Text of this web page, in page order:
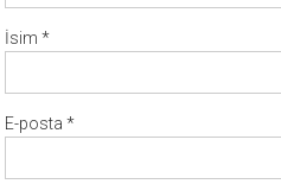
İsim*
E-posta*